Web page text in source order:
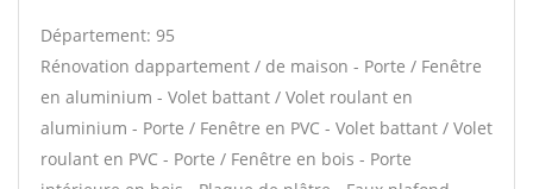
Département: 95
Rénovation dappartement / de maison - Porte / Fenêtre
en aluminium - Volet battant / Volet roulant en
aluminium - Porte / Fenêtre en PVC - Volet battant / Volet
roulant en PVC - Porte / Fenêtre en bois - Porte